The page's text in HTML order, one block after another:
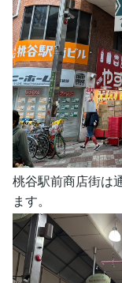
桃谷駅前商店街は
ます。